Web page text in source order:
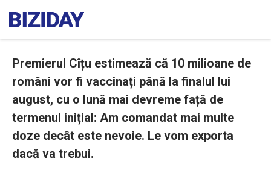
Premierul Cîțu estimează că 10 milioane de
români vor fi vaccinați până la finalul lui
august, cu o lună mai devreme față de
termenul inițial: Am comandat mai multe
doze decât este nevoie. Le vom exporta
dacă va trebui.